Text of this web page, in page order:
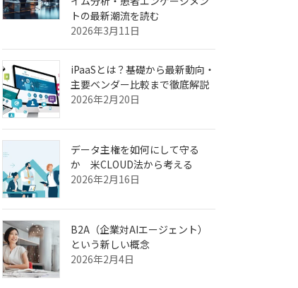
トの最新潮流を読む
2026年3月11日
iPaaSとは？基礎から最新動向・
主要ベンダー比較まで徹底解説
2026年2月20日
データ主権を如何にして守る
か 米CLOUD法から考える
2026年2月16日
B2A（企業対AIエージェント）
という新しい概念
2026年2月4日